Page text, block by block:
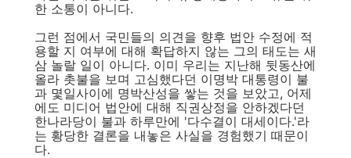
한 소통이 아니다.
그런 점에서 국민들의 의견을 향후 법안 수정에 적
용할 지 여부에 대해 확답하지 않는 그의 태도는 새
삼 놀랄 일이 아니다. 이미 우리는 지난해 뒷동산에
올라 촛불을 보며 고심했다던 이명박 대통령이 불
과 몇일사이에 명박산성을 쌓는 것을 보았고, 어제
에도 미디어 법안에 대해 직권상정을 안하겠다던
한나라당이 불과 하루만에 '다수결이 대세이다.'라
는 황당한 결론을 내놓은 사실을 경험했기 때문이
다.